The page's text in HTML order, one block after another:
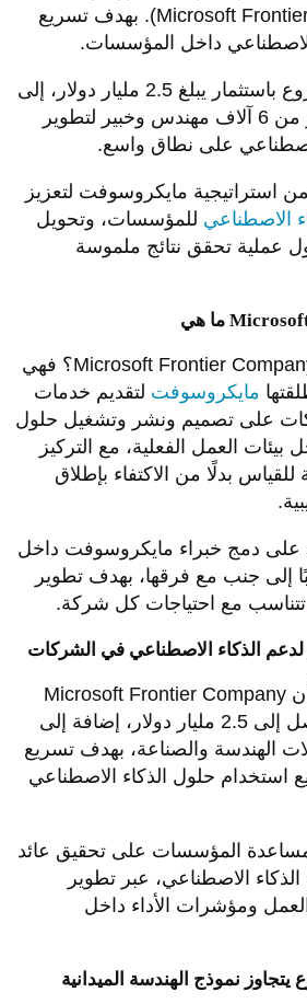
فرونتير" (Microsoft Frontier Company). بهدف تسريع
الاصطناعي داخل المؤسسات.
وتدعم الشركة المشروع باستثمار يبلغ 2.5 مليار دولار، إلى
جانب فريق يضم أكثر من 6 آلاف مهندس وخبير لتطوير
على نطاق واسع.
استراتيجية مايكروسوفت لتعزيز
الاصطناعي للمؤسسات، وتحويل
عملية تحقق نتائج ملموسة
لمن يتساءل: ما هي Microsoft Frontier Company؟ فهي
مايكروسوفت لتقديم خدمات
على تصميم ونشر وتشغيل حلول
بيئات العمل الفعلية، مع التركيز
للقياس بدلًا من الاكتفاء بإطلاق
على دمج خبراء مايكروسوفت داخل
إلى جنب مع فرقها، بهدف تطوير
تتناسب مع احتياجات كل شركة.
أكدت مايكروسوفت أن Microsoft Frontier Company
تحظى باستثمارات تصل إلى 2.5 مليار دولار، إضافة إلى
الهندسة والصناعة، بهدف تسريع
استخدام حلول الذكاء الاصطناعي
المؤسسات على تحقيق عائد
الاصطناعي، عبر تطوير
ومؤشرات الأداء داخل
نموذج الهندسة الميدانية